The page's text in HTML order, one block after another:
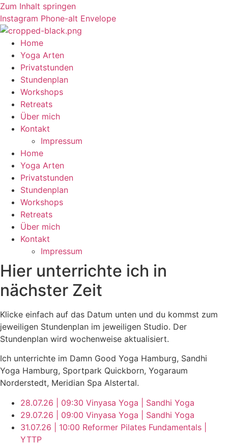
Zum Inhalt springen
Instagram Phone-alt Envelope
Home
Yoga Arten
Privatstunden
Stundenplan
Workshops
Retreats
Über mich
Kontakt
Impressum
Home
Yoga Arten
Privatstunden
Stundenplan
Workshops
Retreats
Über mich
Kontakt
Impressum
Hier unterrichte ich in
nächster Zeit
Klicke einfach auf das Datum unten und du kommst zum
jeweiligen Stundenplan im jeweiligen Studio. Der
Stundenplan wird wochenweise aktualisiert.
Ich unterrichte im Damn Good Yoga Hamburg, Sandhi
Yoga Hamburg, Sportpark Quickborn, Yogaraum
Norderstedt, Meridian Spa Alstertal.
28.07.26 | 09:30 Vinyasa Yoga | Sandhi Yoga
29.07.26 | 09:00 Vinyasa Yoga | Sandhi Yoga
31.07.26 | 10:00 Reformer Pilates Fundamentals |
YTTP